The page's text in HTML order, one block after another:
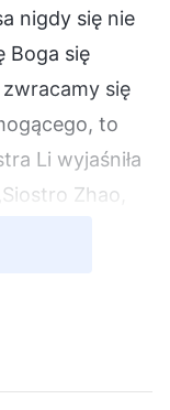
nigdy się nie
Boga się
się
to
Li wyjaśniła
Zhao,
praca się